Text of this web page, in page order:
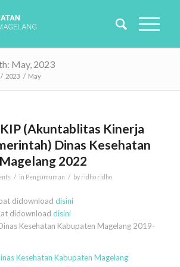
May, 2023
/ 2023 / May
(Akuntablitas Kinerja
Dinas Kesehatan
2022
/ in Pengumuman / by ridho ridho
didownload disini
didownload disini
Kesehatan Kabupaten Magelang 2019-
Kesehatan Kabupaten Magelang